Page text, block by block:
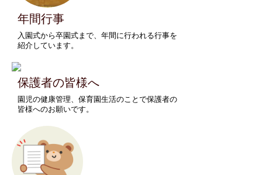
年間行事
入園式から卒園式まで、年間に行われる行事を
紹介しています。
保護者の皆様へ
園児の健康管理、保育園生活のことで保護者の
皆様へのお願いです。